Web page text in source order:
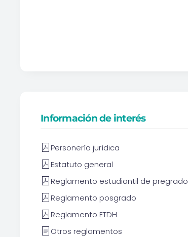
Información de interés
Personería jurídica
Estatuto general
Reglamento estudiantil de pregrado
Reglamento posgrado
Reglamento ETDH
Otros reglamentos